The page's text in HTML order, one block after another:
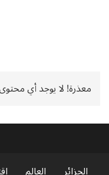
معذرة! لا يوجد أي